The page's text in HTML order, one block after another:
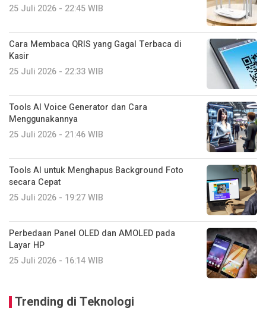
25 Juli 2026 - 22:45 WIB
Cara Membaca QRIS yang Gagal Terbaca di
Kasir
25 Juli 2026 - 22:33 WIB
Tools AI Voice Generator dan Cara
Menggunakannya
25 Juli 2026 - 21:46 WIB
Tools AI untuk Menghapus Background Foto
secara Cepat
25 Juli 2026 - 19:27 WIB
Perbedaan Panel OLED dan AMOLED pada
Layar HP
25 Juli 2026 - 16:14 WIB
Trending di Teknologi